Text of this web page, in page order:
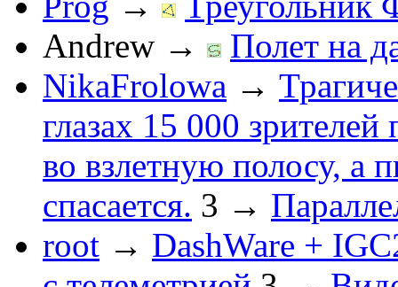
Andrew →
Полет на
NikaFrolowa →
глазах 15 000
во взлетную полосу, а
спасается. 3 →
root → DashWare +